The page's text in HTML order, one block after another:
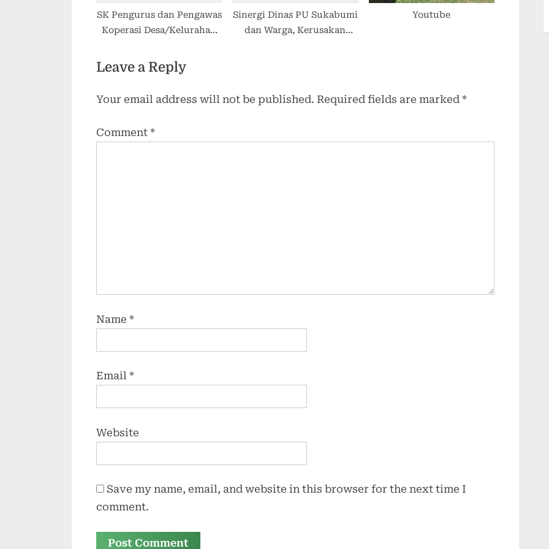
SK Pengurus dan Pengawas
Koperasi Desa/Kelurahan
Sinergi Dinas PU Sukabumi
dan Warga, Kerusakan
Youtube
Leave a Reply
Your email address will not be published. Required fields are marked *
Comment *
Name *
Email *
Website
Save my name, email, and website in this browser for the next time I
comment.